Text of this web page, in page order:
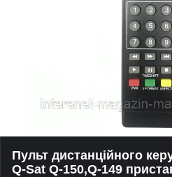
Пульт дистанційного
Q-Sat Q-150,Q-149